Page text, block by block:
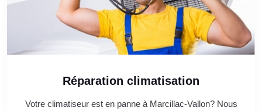
Réparation climatisation
Votre climatiseur est en panne à Marcillac-Vallon? Nous